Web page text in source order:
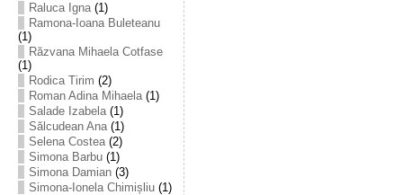
Raluca Igna(1)
Ramona-Ioana Buleteanu
(1)
Răzvana Mihaela Cotfase
(1)
Rodica Tirim (2)
Roman Adina Mihaela(1)
Salade Izabela(1)
Sălcudean Ana(1)
Selena Costea(2)
Simona Barbu(1)
Simona Damian(3)
Simona-Ionela Chimișliu(1)